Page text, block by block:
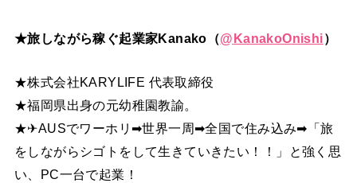
★旅しながら稼ぐ起業家Kanako（@KanakoOnishi）
★株式会社KARYLIFE 代表取締役
★福岡県出身の元幼稚園教諭。
★✈AUSでワーホリ➡世界一周➡全国で住み込み➡「旅
をしながらシゴトをして生きていきたい！！」と強く思
い、PC一台で起業！